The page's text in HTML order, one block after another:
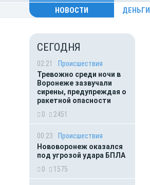
НОВОСТИ ДЕНЬГИ
СЕГОДНЯ
02:21
Происшествия
Тревожно среди ночи в
Воронеже зазвучали
сирены, предупреждая о
ракетной опасности
0
2451
00:23
Происшествия
Нововоронеж оказался
под угрозой удара БПЛА
0
1575